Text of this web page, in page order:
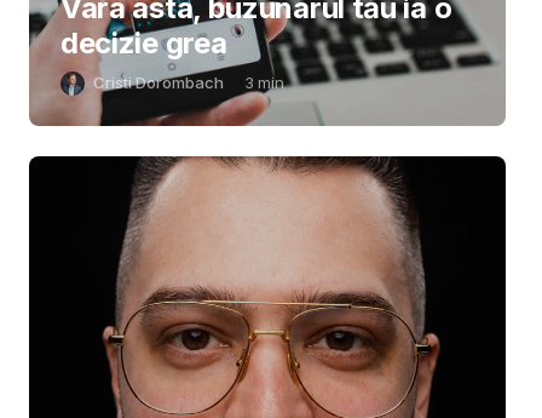
Vara asta, buzunarul tău ia o
decizie grea
Cristi Dorombach 3 min